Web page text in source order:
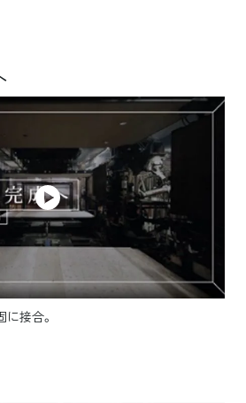
接合。